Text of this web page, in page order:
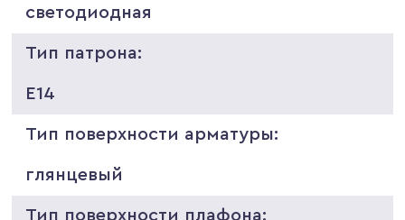
светодиодная
Тип патрона:
E14
Тип поверхности арматуры:
глянцевый
Тип поверхности плафона: